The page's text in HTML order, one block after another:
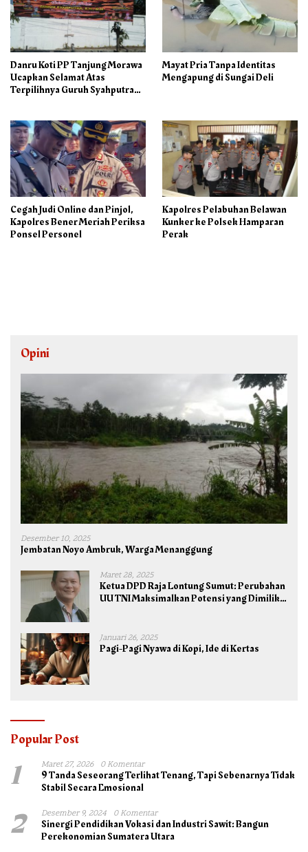
Danru Koti PP Tanjung Morawa
Ucapkan Selamat Atas
Terpilihnya Guruh Syahputra
Mayat Pria Tanpa Identitas
Mengapung di Sungai Deli
Cegah Judi Online dan Pinjol,
Kapolres Bener Meriah Periksa
Ponsel Personel
Kapolres Pelabuhan Belawan
Kunker ke Polsek Hamparan
Perak
Opini
Desember 10, 2025
Jembatan Noyo Ambruk, Warga Menanggung
Maret 28, 2025
Ketua DPD Raja Lontung Sumut: Perubahan
UU TNI Maksimalkan Potensi yang Dimiliki
Januari 26, 2025
Pagi-Pagi Nyawa di Kopi, Ide di Kertas
Popular Post
1 Maret 27, 2026 0 Komentar
9 Tanda Seseorang Terlihat Tenang, Tapi Sebenarnya Tidak
Stabil Secara Emosional
2 Desember 9, 2024 0 Komentar
Sinergi Pendidikan Vokasi dan Industri Sawit: Bangun
Perekonomian Sumatera Utara